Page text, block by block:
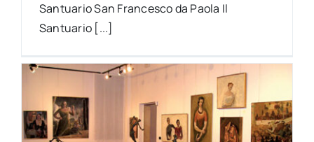
Santuario San Francesco da Paola Il
Santuario [...]